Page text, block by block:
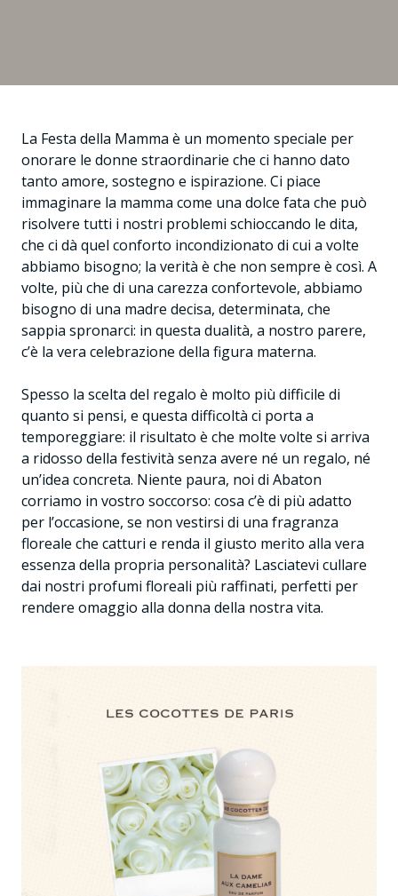
La Festa della Mamma è un momento speciale per
onorare le donne straordinarie che ci hanno dato
tanto amore, sostegno e ispirazione. Ci piace
immaginare la mamma come una dolce fata che può
risolvere tutti i nostri problemi schioccando le dita,
che ci dà quel conforto incondizionato di cui a volte
abbiamo bisogno; la verità è che non sempre è così. A
volte, più che di una carezza confortevole, abbiamo
bisogno di una madre decisa, determinata, che
sappia spronarci: in questa dualità, a nostro parere,
c’è la vera celebrazione della figura materna.
Spesso la scelta del regalo è molto più difficile di
quanto si pensi, e questa difficoltà ci porta a
temporeggiare: il risultato è che molte volte si arriva
a ridosso della festività senza avere né un regalo, né
un’idea concreta. Niente paura, noi di Abaton
corriamo in vostro soccorso: cosa c’è di più adatto
per l’occasione, se non vestirsi di una fragranza
floreale che catturi e renda il giusto merito alla vera
essenza della propria personalità? Lasciatevi cullare
dai nostri profumi floreali più raffinati, perfetti per
rendere omaggio alla donna della nostra vita.